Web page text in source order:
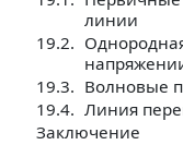
линии
19.2.
19.3. Волновые
19.4. Линия
Заключение